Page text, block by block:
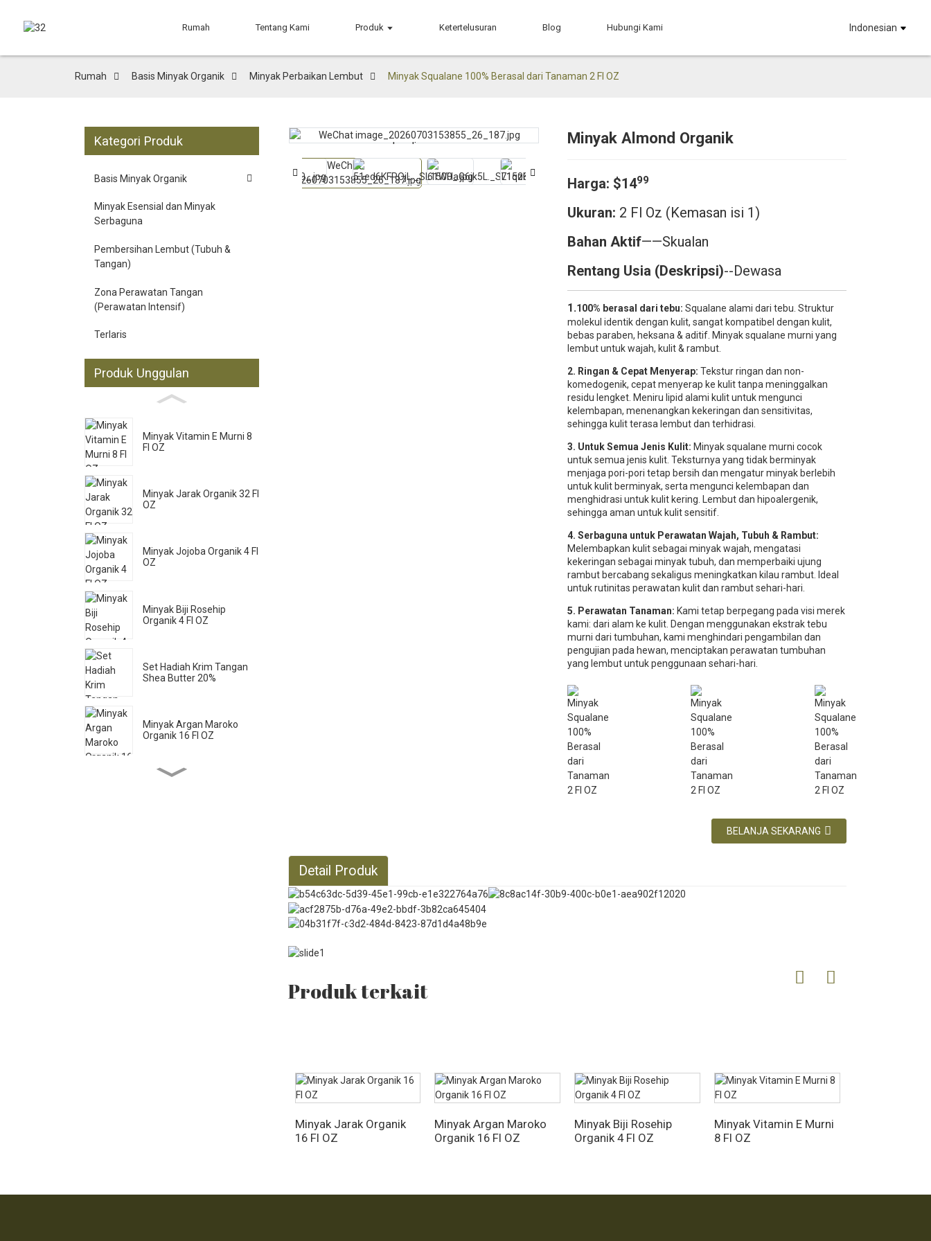
Rumah Tentang Kami Produk Ketertelusuran Blog Hubungi Kami Indonesian
Rumah Basis Minyak Organik Minyak Perbaikan Lembut Minyak Squalane 100% Berasal dari Tanaman 2 Fl OZ
Kategori Produk
Basis Minyak Organik
Minyak Esensial dan Minyak
Serbaguna
Pembersihan Lembut (Tubuh &
Tangan)
Zona Perawatan Tangan
(Perawatan Intensif)
Terlaris
Produk Unggulan
Minyak Vitamin E Murni 8
Fl OZ
Minyak Jarak Organik 32 Fl
OZ
Minyak Jojoba Organik 4 Fl
OZ
Minyak Biji Rosehip
Organik 4 Fl OZ
Set Hadiah Krim Tangan
Shea Butter 20%
Minyak Argan Maroko
Organik 16 Fl OZ
Loading...
Loading... Loading...
Loading...
Minyak Almond Organik
Harga: $1499
Ukuran: 2 Fl Oz (Kemasan isi 1)
Bahan Aktif——Skualan
Rentang Usia (Deskripsi)--Dewasa
1.100% berasal dari tebu: Squalane alami dari tebu. Struktur
molekul identik dengan kulit, sangat kompatibel dengan kulit,
bebas paraben, heksana & aditif. Minyak squalane murni yang
lembut untuk wajah, kulit & rambut.
2. Ringan & Cepat Menyerap: Tekstur ringan dan non-
komedogenik, cepat menyerap ke kulit tanpa meninggalkan
residu lengket. Meniru lipid alami kulit untuk mengunci
kelembapan, menenangkan kekeringan dan sensitivitas,
sehingga kulit terasa lembut dan terhidrasi.
3. Untuk Semua Jenis Kulit: Minyak squalane murni cocok
untuk semua jenis kulit. Teksturnya yang tidak berminyak
menjaga pori-pori tetap bersih dan mengatur minyak berlebih
untuk kulit berminyak, serta mengunci kelembapan dan
menghidrasi untuk kulit kering. Lembut dan hipoalergenik,
sehingga aman untuk kulit sensitif.
4. Serbaguna untuk Perawatan Wajah, Tubuh & Rambut:
Melembapkan kulit sebagai minyak wajah, mengatasi
kekeringan sebagai minyak tubuh, dan memperbaiki ujung
rambut bercabang sekaligus meningkatkan kilau rambut. Ideal
untuk rutinitas perawatan kulit dan rambut sehari-hari.
5. Perawatan Tanaman: Kami tetap berpegang pada visi merek
kami: dari alam ke kulit. Dengan menggunakan ekstrak tebu
murni dari tumbuhan, kami menghindari pengambilan dan
pengujian pada hewan, menciptakan perawatan tumbuhan
yang lembut untuk penggunaan sehari-hari.
BELANJA SEKARANG
Detail Produk
Produk terkait
Minyak Jarak Organik
16 Fl OZ
Minyak Argan Maroko
Organik 16 Fl OZ
Minyak Biji Rosehip
Organik 4 Fl OZ
Minyak Vitamin E Murni
8 Fl OZ